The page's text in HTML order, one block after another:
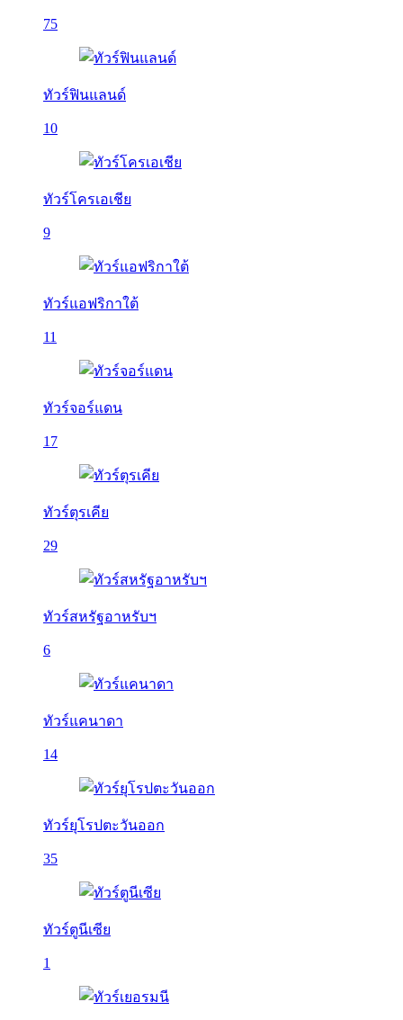
75
ทัวร์ฟินแลนด์
10
ทัวร์โครเอเชีย
9
ทัวร์แอฟริกาใต้
11
ทัวร์จอร์แดน
17
ทัวร์ตุรเคีย
29
ทัวร์สหรัฐอาหรับฯ
6
ทัวร์แคนาดา
14
ทัวร์ยุโรปตะวันออก
35
ทัวร์ตูนีเซีย
1